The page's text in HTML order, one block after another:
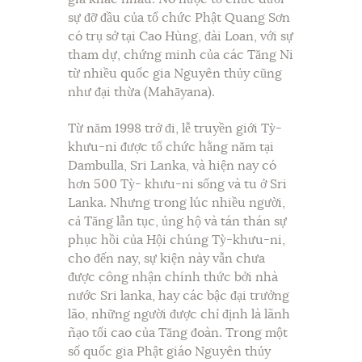
sự đỡ đầu của tổ chức Phật Quang Sơn
có trụ sở tại Cao Hùng, đài Loan, với sự
tham dự, chứng minh của các Tăng Ni
từ nhiều quốc gia Nguyên thủy cũng
như đại thừa (Mahāyana).
Từ năm 1998 trở đi, lễ truyền giới Tỳ-
khưu-ni được tổ chức hằng năm tại
Dambulla, Sri Lanka, và hiện nay có
hơn 500 Tỳ- khưu-ni sống và tu ở Sri
Lanka. Nhưng trong lúc nhiều người,
cả Tăng lẫn tục, ủng hộ và tán thán sự
phục hồi của Hội chúng Tỳ-khưu-ni,
cho đến nay, sự kiện này vẫn chưa
được công nhận chính thức bởi nhà
nước Sri lanka, hay các bậc đại trưởng
lão, những người được chỉ định là lãnh
ñạo tối cao của Tăng đoàn. Trong một
số quốc gia Phật giáo Nguyên thủy